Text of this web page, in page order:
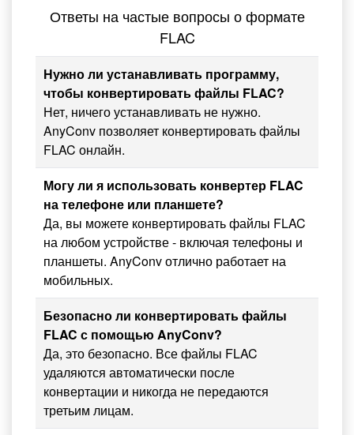
Ответы на частые вопросы о формате
FLAC
Нужно ли устанавливать программу,
чтобы конвертировать файлы FLAC?
Нет, ничего устанавливать не нужно.
AnyConv позволяет конвертировать файлы
FLAC онлайн.
Могу ли я использовать конвертер FLAC
на телефоне или планшете?
Да, вы можете конвертировать файлы FLAC
на любом устройстве - включая телефоны и
планшеты. AnyConv отлично работает на
мобильных.
Безопасно ли конвертировать файлы
FLAC с помощью AnyConv?
Да, это безопасно. Все файлы FLAC
удаляются автоматически после
конвертации и никогда не передаются
третьим лицам.